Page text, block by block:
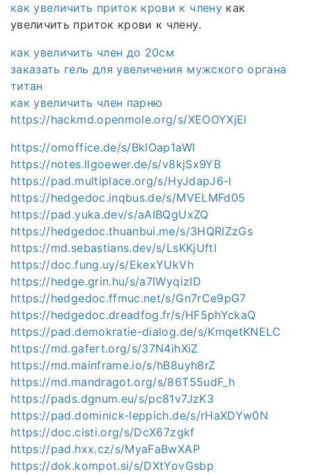
как увеличить приток крови к членукак
увеличить приток крови к члену.
как увеличить член до 20см
заказать гель для увеличения мужского органа
титан
как увеличить член парню
https://hackmd.openmole.org/s/XEOOYXjEl
https://omoffice.de/s/BklOap1aWl
https://notes.llgoewer.de/s/v8kjSx9YB
https://pad.multiplace.org/s/HyJdapJ6-l
https://hedgedoc.inqbus.de/s/MVELMFd05
https://pad.yuka.dev/s/aAIBQgUxZQ
https://hedgedoc.thuanbui.me/s/3HQRIZzGs
https://md.sebastians.dev/s/LsKKjUftI
https://doc.fung.uy/s/EkexYUkVh
https://hedge.grin.hu/s/a7lWyqizID
https://hedgedoc.ffmuc.net/s/Gn7rCe9pG7
https://hedgedoc.dreadfog.fr/s/HF5phYckaQ
https://pad.demokratie-dialog.de/s/KmqetKNELC
https://md.gafert.org/s/37N4ihXiZ
https://md.mainframe.io/s/hB8uyh8rZ
https://md.mandragot.org/s/86T55udF_h
https://pads.dgnum.eu/s/pc81v7JzK3
https://pad.dominick-leppich.de/s/rHaXDYw0N
https://doc.cisti.org/s/DcX67zgkf
https://pad.hxx.cz/s/MyaFaBwXAP
https://dok.kompot.si/s/DXtYovGsbp